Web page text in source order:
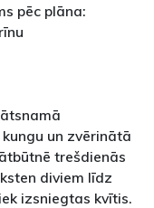
pēc plāna:
un zvērinātā
trešdienās
diviem līdz
izsniegtas kvītis.